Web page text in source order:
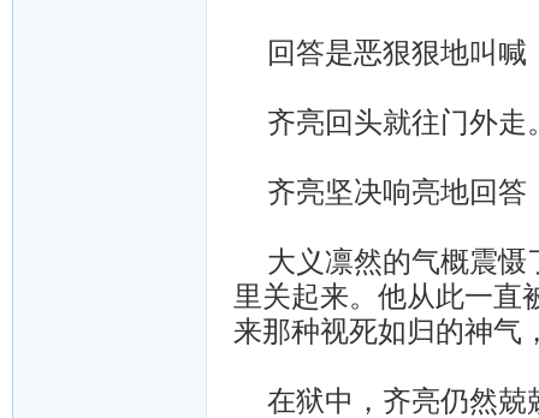
回答是恶狠狠地叫喊
齐亮回头就往门外走
齐亮坚决响亮地回答
大义凛然的气概震慑
里关起来。他从此一直
来那种视死如归的神气
在狱中，齐亮仍然兢